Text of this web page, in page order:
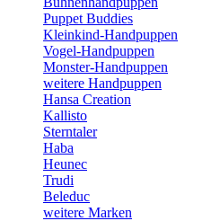
Puppet Buddies
Kleinkind-Handpuppen
Vogel-Handpuppen
Monster-Handpuppen
weitere Handpuppen
Hansa Creation
Kallisto
Sterntaler
Haba
Heunec
Trudi
Beleduc
weitere Marken